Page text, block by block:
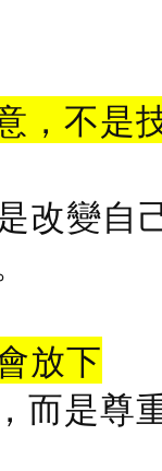
，不是
改變自
放下
而是尊